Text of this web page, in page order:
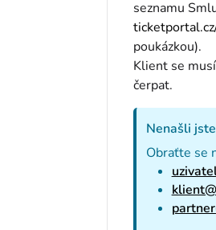
seznamu
poukázkou).
Klient se
čerpat.
Nenašli
Obraťte se